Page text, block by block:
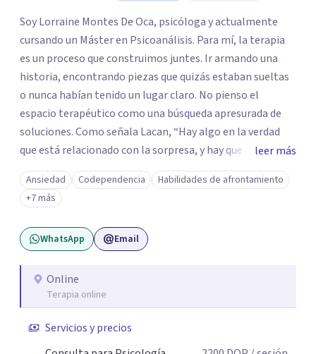
Soy Lorraine Montes De Oca, psicóloga y actualmente
cursando un Máster en Psicoanálisis. Para mí, la terapia
es un proceso que construimos juntes. Ir armando una
historia, encontrando piezas que quizás estaban sueltas
o nunca habían tenido un lugar claro. No pienso el
espacio terapéutico como una búsqueda apresurada de
soluciones. Como señala Lacan, “Hay algo en la verdad
que está relacionado con la sorpresa, y hay que buscar en
la experiencia agujerear la verdad”. Para mi, el proceso
terapéutico implica, de alguna manera, agujerear lo que
creemos saber sobre nosotros mismos para acercarnos a
una verdad propia. A veces no se trata de eliminar lo que
duele, sino de entenderlo, darle sentido y descubrir cómo
leer más
Ansiedad Codependencia
Habilidades de afrontamiento
+7 más
WhatsApp Email
Online
Terapia online
Servicios y precios